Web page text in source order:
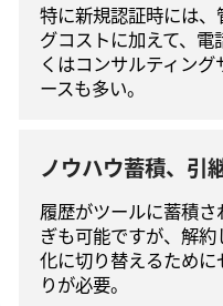
特に新規認証時には
グコストに加えて、
くはコンサルティン
ースも多い。
ノウハウ蓄積、引
履歴がツールに蓄積
ぎも可能ですが、解
化に切り替えるため
りが必要。